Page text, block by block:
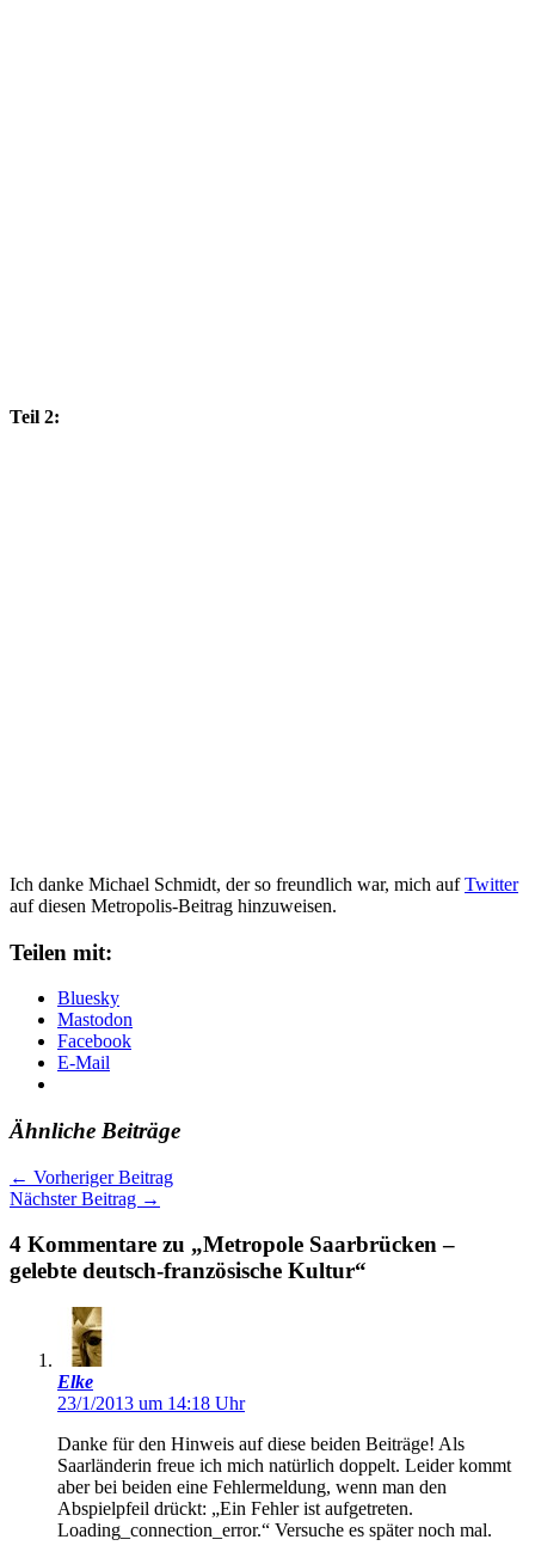
Teil 2:
Ich danke Michael Schmidt, der so freundlich war, mich aufTwitter
auf diesen Metropolis-Beitrag hinzuweisen.
Teilen mit:
Bluesky
Mastodon
Facebook
E-Mail
Ähnliche Beiträge
← Vorheriger Beitrag
Nächster Beitrag →
4 Kommentare zu „Metropole Saarbrücken –
gelebte deutsch-französische Kultur“
Elke
23/1/2013 um 14:18 Uhr
Danke für den Hinweis auf diese beiden Beiträge! Als
Saarländerin freue ich mich natürlich doppelt. Leider kommt
aber bei beiden eine Fehlermeldung, wenn man den
Abspielpfeil drückt: „Ein Fehler ist aufgetreten.
Loading_connection_error.“ Versuche es später noch mal.